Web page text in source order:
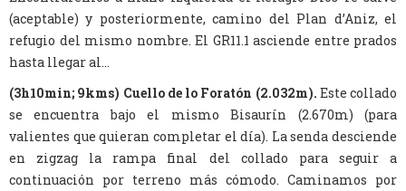
(aceptable) y posteriormente, camino del Plan d’Aniz, el
refugio del mismo nombre. El GR11.1 asciende entre prados
hasta llegar al...
(3h10min; 9kms) Cuello de lo Foratón (2.032m). Este collado
se encuentra bajo el mismo Bisaurín (2.670m) (para
valientes que quieran completar el día). La senda desciende
en zigzag la rampa final del collado para seguir a
continuación por terreno más cómodo. Caminamos por